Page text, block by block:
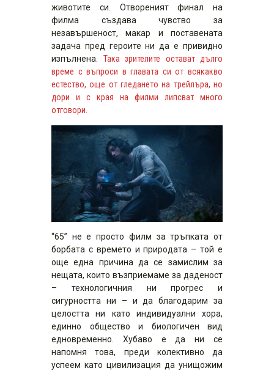
животите си. Отвореният финал на
филма създава чувство за
незавършеност, макар и поставената
задача пред героите ни да е привидно
изпълнена. Така зрителите остават дълго
време с въпроси в главата си от всякакво
естество, още от гледането на трейлъра, но
дори и с края на филми липсват много
отговори.
“65” не е просто филм за тръпката от
борбата с времето и природата – той е
още една причина да се замислим за
нещата, които възприемаме за даденост
– технологичния ни прогрес и
сигурността ни – и да благодарим за
целостта ни като индивидуални хора,
единно общество и биологичен вид
едновременно. Хубаво е да ни се
напомня това, преди колективно да
успеем като цивилизация да унищожим